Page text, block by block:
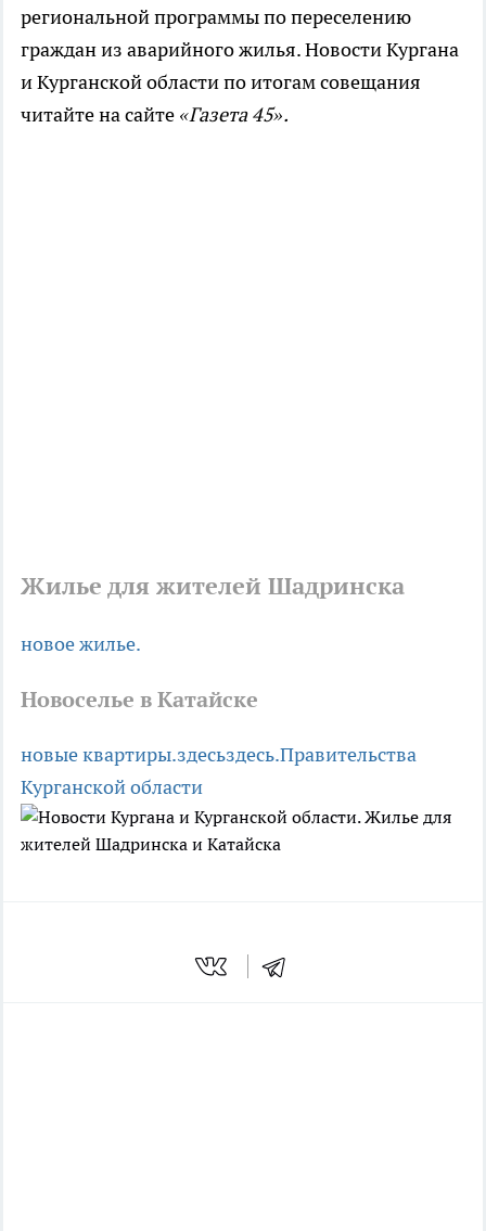
региональной программы по переселению
граждан из аварийного жилья. Новости Кургана
и Курганской области по итогам совещания
читайте на сайте «Газета 45».
Жилье для жителей Шадринска
новое жилье.
Новоселье в Катайске
новые квартиры.здесьздесь.Правительства
Курганской области